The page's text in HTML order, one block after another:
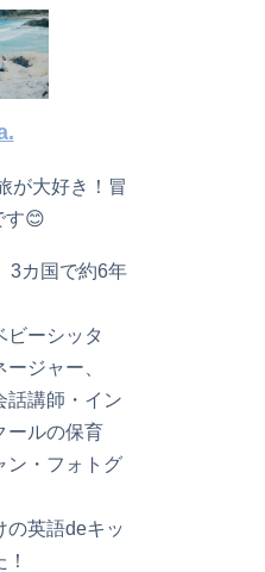
が大好き！冒
す😊
3カ国で約6年
ビーシッタ
ジャー、
話講師・イン
ールの保育
ン・フォトグ
の英語deキッ